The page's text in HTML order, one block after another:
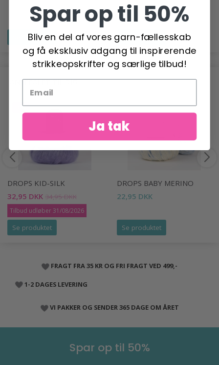
Se produktet Se produktet
ANBEFALET TIL DIG
-6%
DROPS KID-SILK
32,95 DKK 34,95 DKK
Tilbud udløber 31/08/2026
Se produktet
DROPS BABY MERINO
22,95 DKK
Se produktet
FRAGT FRA 35 KR OG FRI FRAGT VED 499,-
1-2 DAGES LEVERING
VI PAKKER OG SENDER 365 DAGE OM ÅRET
Spar op til 50%
Spar op til 50%
Bliv en del af vores garn-fællesskab
og få eksklusiv adgang til inspirerende
strikkeopskrifter og særlige tilbud!
Ja tak